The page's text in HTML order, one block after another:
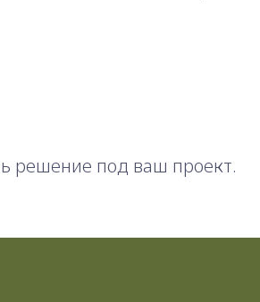
решение под ваш проект.